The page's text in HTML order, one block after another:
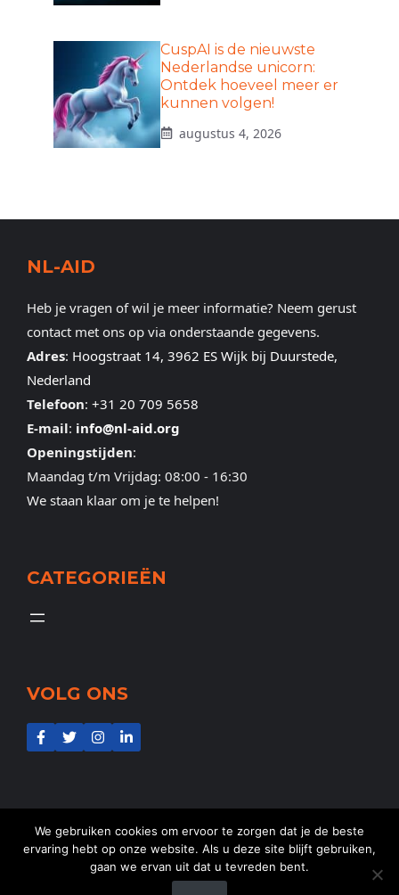
CuspAI is de nieuwste
Nederlandse unicorn:
Ontdek hoeveel meer er
kunnen volgen!
augustus 4, 2026
NL-AID
Heb je vragen of wil je meer informatie? Neem gerust
contact met ons op via onderstaande gegevens.
Adres: Hoogstraat 14, 3962 ES Wijk bij Duurstede,
Nederland
Telefoon: +31 20 709 5658
E-mail: info@nl-aid.org
Openingstijden:
Maandag t/m Vrijdag: 08:00 - 16:30
We staan klaar om je te helpen!
CATEGORIEËN
VOLG ONS
@2025NL-Aid- Alle rechten voorbehouden
We gebruiken cookies om ervoor te zorgen dat je de beste
ervaring hebt op onze website. Als u deze site blijft gebruiken,
gaan we ervan uit dat u tevreden bent.